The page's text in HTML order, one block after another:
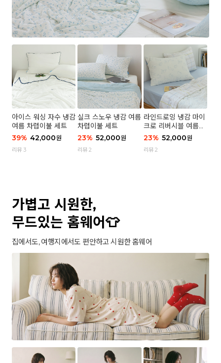
아이스 워싱 자수 냉감
여름 차렵이불 세트
39% 42,000원
리뷰 3
실크 스노우 냉감 여름
차렵이불 세트
23% 52,000원
리뷰 2
라인드로잉 냉감 마이
크로 리버시블 여름이
불 세트
23% 52,000원
리뷰 2
가볍고 시원한,
무드있는 홈웨어👕
집에서도, 여행지에서도 편안하고 시원한 홈웨어